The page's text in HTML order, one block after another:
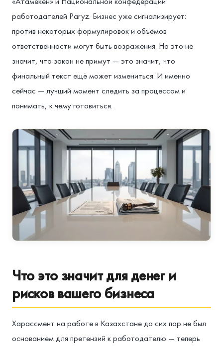
работодателей Paryz. Бизнес уже сигнализирует:
против некоторых формулировок и объёмов
ответственности могут быть возражения. Но это не
значит, что закон не примут — это значит, что
финальный текст ещё может измениться. И именно
сейчас — лучший момент следить за процессом и
понимать, к чему готовиться.
Что это значит для денег и
рисков вашего бизнеса
Харассмент на работе в Казахстане до сих пор не был
основанием для претензий к работодателю — теперь